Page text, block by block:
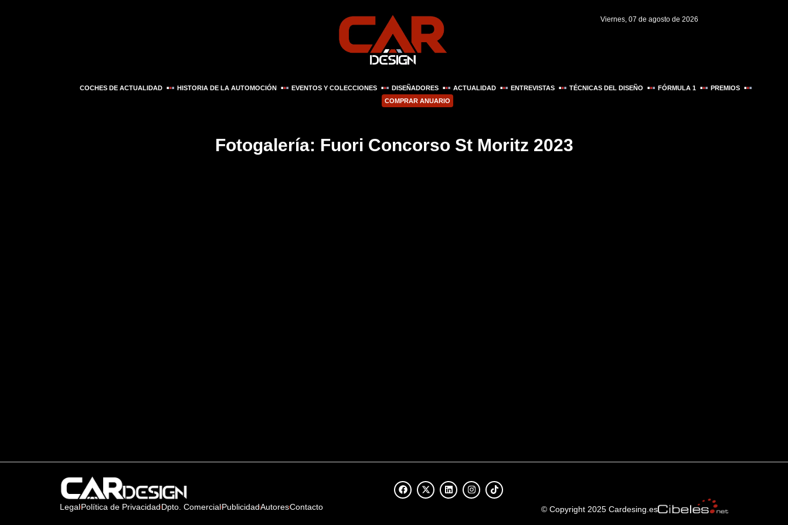
Viernes, 07 de agosto de 2026
COCHES DE ACTUALIDAD HISTORIA DE LA AUTOMOCIÓN EVENTOS Y COLECCIONES DISEÑADORES ACTUALIDAD ENTREVISTAS TÉCNICAS DEL DISEÑO FÓRMULA 1
PREMIOS
COMPRAR ANUARIO
Fotogalería: Fuori Concorso St Moritz 2023
LegalPolítica de PrivacidadDpto. ComercialPublicidadAutoresContacto © Copyright 2025 Cardesing.es